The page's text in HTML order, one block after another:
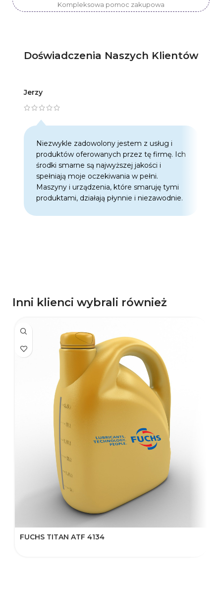
Kompleksowa pomoc zakupowa
Doświadczenia Naszych Klientów
Jerzy
Niezwykle zadowolony jestem z usług i
produktów oferowanych przez tę firmę. Ich
środki smarne są najwyższej jakości i
spełniają moje oczekiwania w pełni.
Maszyny i urządzenia, które smaruję tymi
produktami, działają płynnie i niezawodnie.
Inni klienci wybrali również
FUCHS TITAN ATF 4134